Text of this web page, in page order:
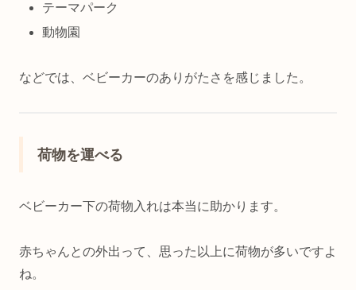
テーマパーク
動物園
などでは、ベビーカーのありがたさを感じました。
荷物を運べる
ベビーカー下の荷物入れは本当に助かります。
赤ちゃんとの外出って、思った以上に荷物が多いですよ
ね。